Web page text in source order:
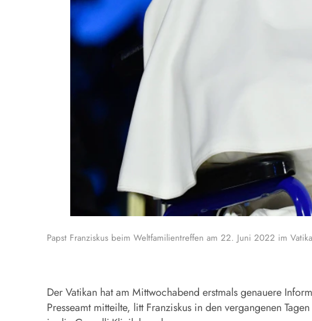
Papst Franziskus beim Weltfamilientreffen am 22. Juni 2022 im
Der Vatikan hat am Mittwochabend erstmals genauere
Presseamt mitteilte, litt Franziskus in den vergangenen